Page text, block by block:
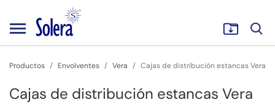
Productos Envolventes Vera Cajas de distribución estancas Vera
Cajas de distribución estancas Vera